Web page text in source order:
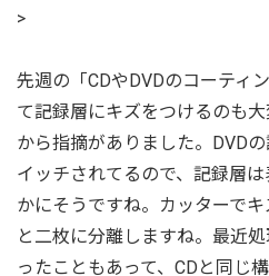
>
先週の「CDやDVDのコーティ
て記録層にキズをつけるのも
から指摘がありました。DVD
イッチされてるので、記録層
かにそうですね。カッターで
と二枚に分離しますね。最近
ったこともあって、CDと同じ